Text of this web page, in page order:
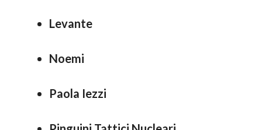
Levante
Noemi
Paola Iezzi